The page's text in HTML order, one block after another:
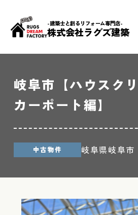
-建築士と創るリフォーム専門店-
株式会社ラグズ建築
岐阜市【ハウスク
カーポート編】
中古物件 岐阜県岐阜市